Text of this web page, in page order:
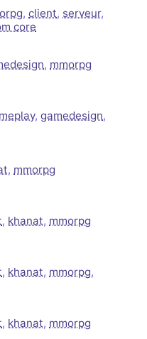
, client, serveur,
core
, mmorpg
, gamedesign,
, mmorpg
, khanat, mmorpg
, khanat, mmorpg,
, khanat, mmorpg